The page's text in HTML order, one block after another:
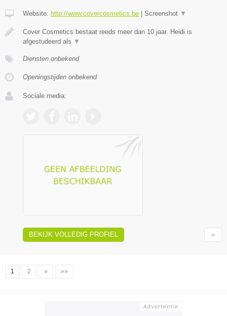
Website: http://www.covercosmetics.be Screenshot ▼
Cover Cosmetics bestaat reeds meer dan 10 jaar. Heidi is
afgestudeerd als ▼
Diensten onbekend
Openingstijden onbekend
Sociale media:
BEKIJK VOLLEDIG PROFIEL
1 2 » »»